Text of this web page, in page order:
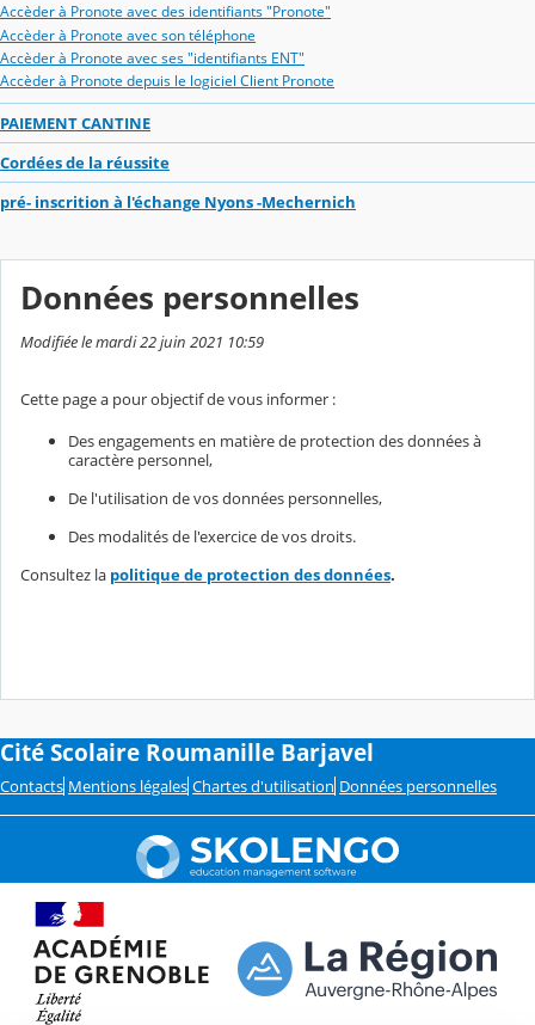
Accèder à Pronote avec des identifiants "Pronote"
Accèder à Pronote avec son téléphone
Accèder à Pronote avec ses "identifiants ENT"
Accèder à Pronote depuis le logiciel Client Pronote
PAIEMENT CANTINE
Cordées de la réussite
pré- inscrition à l'échange Nyons -Mechernich
Données personnelles
Modifiée le mardi 22 juin 2021 10:59
Cette page a pour objectif de vous informer :
Des engagements en matière de protection des données à
caractère personnel,
De l'utilisation de vos données personnelles,
Des modalités de l'exercice de vos droits.
Consultez la politique de protection des données.
Cité Scolaire Roumanille Barjavel
Contacts Mentions légales Chartes d'utilisation Données personnelles